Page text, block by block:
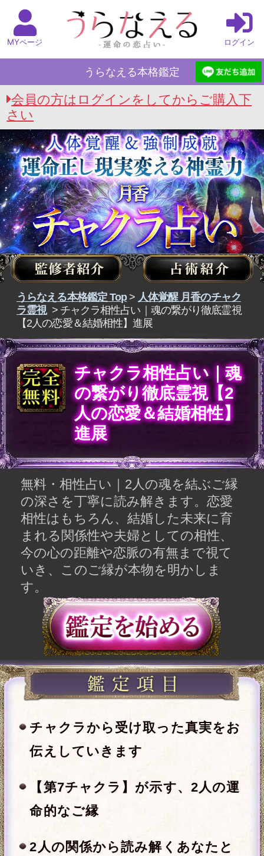
MYページ ログイン
うらなえる本格鑑定
会員の方はログインをしてからご購入下
うらなえる本格鑑定 Top>人体覚醒 月香のチャク
ラ霊視 >チャクラ相性占い｜魂の繋がり徹底霊視
【2人の恋愛＆結婚相性】進展
チャクラ相性占い｜魂
の繋がり徹底霊視【2
人の恋愛＆結婚相性】
進展
無料・相性占い｜2人の魂を結ぶご縁
相性はもちろん、結婚した未来に育
まれる関係性や夫婦としての相性、
今の心の距離や恋脈の有無まで視て
いき、このご縁が本物を明かしま
チャクラから受け取った真実をお
伝えしていきます
【第7チャクラ】が示す、2人の運
命的なご縁
2人の関係から読み解くあなたと
あの人の恋愛相性
結婚したらどんな夫婦になる？
2人の結婚相性
今の2人の心の距離と次の展開